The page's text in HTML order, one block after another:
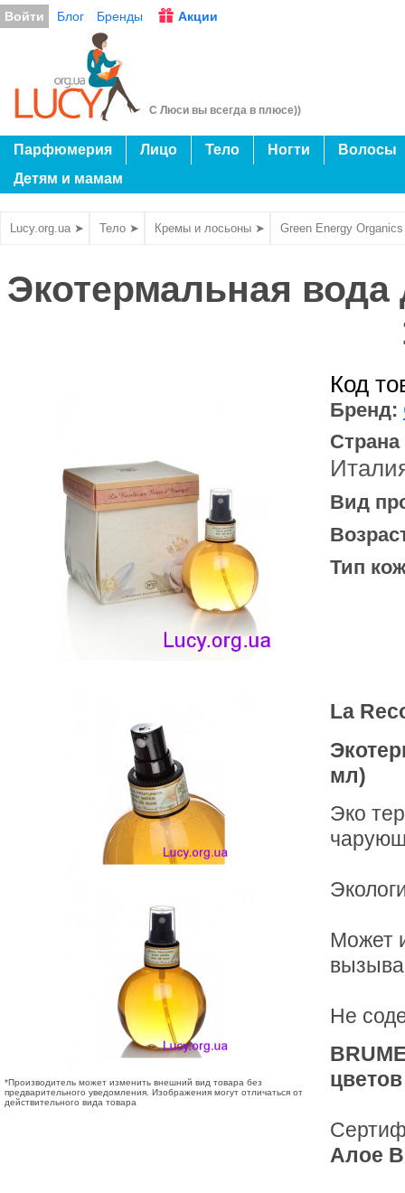
Войти Блог Бренды Акции
С Люси вы всегда в плюсе))
Парфюмерия Лицо Тело Ногти
Волосы
Детям и мамам
Lucy.org.ua ➤ Тело ➤ Кремы и лосьоны ➤ Green Energy
Экотермальная
*Производитель может изменить внешний вид товара без
предварительного уведомления. Изображения могут отличаться от
действительного вида товара
Код
Бренд:
Вид
Тип
La
мл)
Эко
Может
Не
Алое